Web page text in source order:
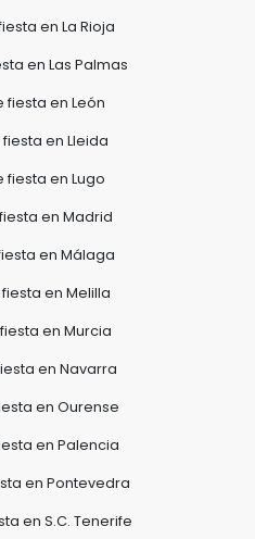
en La Rioja
en Las Palmas
fiesta en León
en Lleida
fiesta en Lugo
en Madrid
en Málaga
en Melilla
en Murcia
en Navarra
en Ourense
en Palencia
en Pontevedra
en S.C. Tenerife